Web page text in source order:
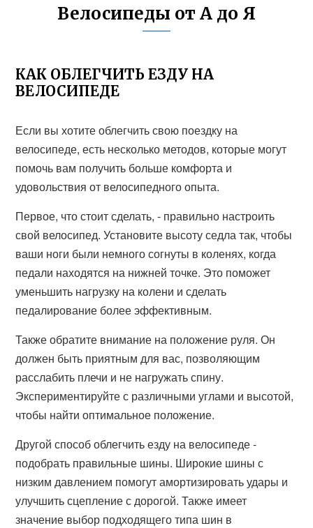
Велосипеды от А до Я
КАК ОБЛЕГЧИТЬ ЕЗДУ НА
ВЕЛОСИПЕДЕ
Если вы хотите облегчить свою поездку на
велосипеде, есть несколько методов, которые могут
помочь вам получить больше комфорта и
удовольствия от велосипедного опыта.
Первое, что стоит сделать, - правильно настроить
свой велосипед. Установите высоту седла так, чтобы
ваши ноги были немного согнуты в коленях, когда
педали находятся на нижней точке. Это поможет
уменьшить нагрузку на колени и сделать
педалирование более эффективным.
Также обратите внимание на положение руля. Он
должен быть приятным для вас, позволяющим
расслабить плечи и не нагружать спину.
Экспериментируйте с различными углами и высотой,
чтобы найти оптимальное положение.
Другой способ облегчить езду на велосипеде -
подобрать правильные шины. Широкие шины с
низким давлением помогут амортизировать удары и
улучшить сцепление с дорогой. Также имеет
значение выбор подходящего типа шин в